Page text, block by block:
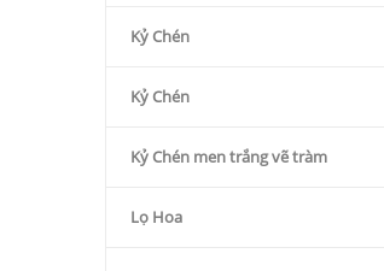
Kỷ Chén
Kỷ Chén
Kỷ Chén men trắng vẽ tràm
Lọ Hoa